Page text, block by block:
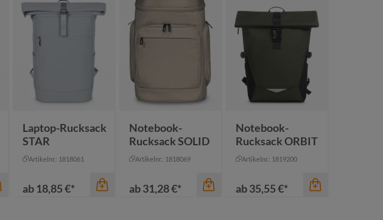
Laptop-Rucksack
STAR
Artikelnr.: 1818061
ab18,85 €*
Notebook-
Rucksack SOLID
Artikelnr.: 1818069
ab31,28 €*
Notebook-
Rucksack ORBIT
Artikelnr.: 1819200
ab35,55 €*